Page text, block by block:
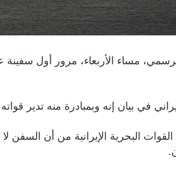
الرسمي، مساء الأربعاء، مرور أول
في بيان إنه وبمبادرة منه تدير
البحرية الإيرانية من أن السفن